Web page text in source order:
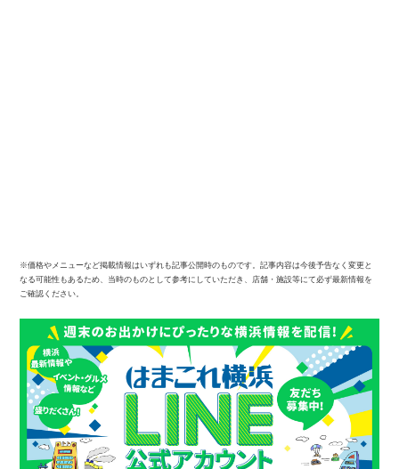
※価格やメニューなど掲載情報はいずれも記事公開時のものです。記事内容は今後予告なく変更と
なる可能性もあるため、当時のものとして参考にしていただき、店舗・施設等にて必ず最新情報を
ご確認ください。